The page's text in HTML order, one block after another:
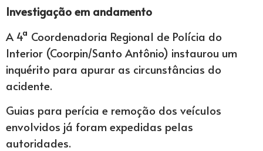
Investigação em andamento
A 4ª Coordenadoria Regional de Polícia do
Interior (Coorpin/Santo Antônio) instaurou um
inquérito para apurar as circunstâncias do
acidente.
Guias para perícia e remoção dos veículos
envolvidos já foram expedidas pelas
autoridades.